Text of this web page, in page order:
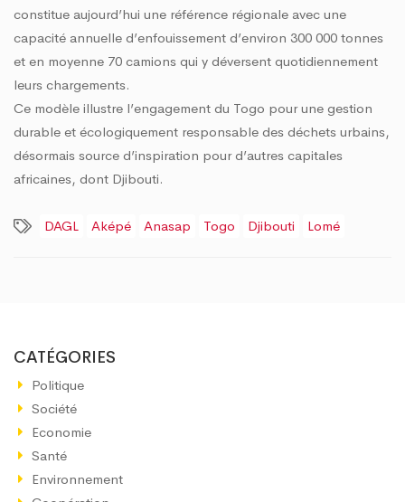
constitue aujourd’hui une référence régionale avec une
capacité annuelle d’enfouissement d’environ 300 000 tonnes
et en moyenne 70 camions qui y déversent quotidiennement
leurs chargements.
Ce modèle illustre l’engagement du Togo pour une gestion
durable et écologiquement responsable des déchets urbains,
désormais source d’inspiration pour d’autres capitales
africaines, dont Djibouti.
DAGL Aképé Anasap Togo Djibouti Lomé
CATÉGORIES
Politique
Société
Economie
Santé
Environnement